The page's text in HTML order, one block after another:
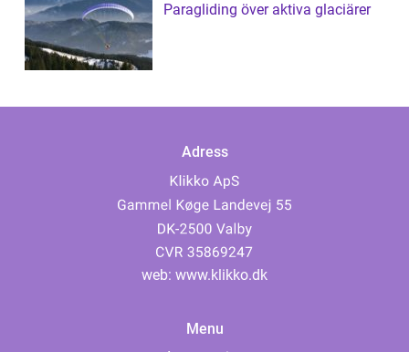
Paragliding över aktiva glaciärer
Adress
web: www.klikko.dk
Menu